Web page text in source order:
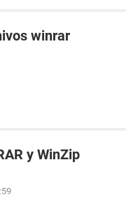
winrar
y WinZip